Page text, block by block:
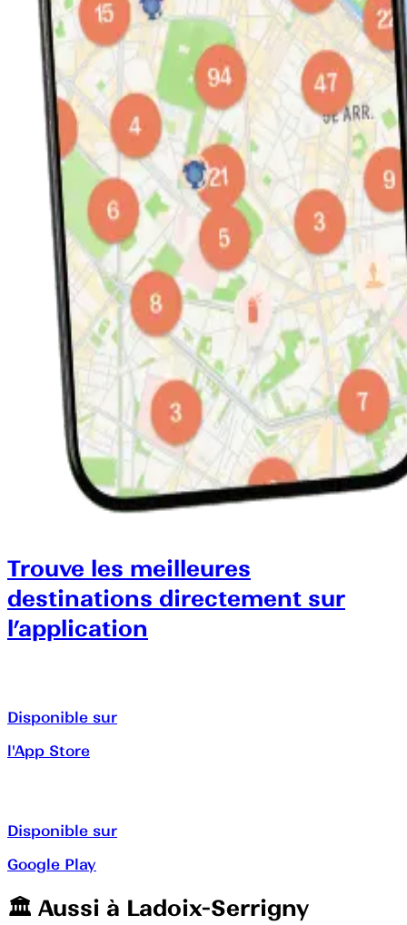
Trouve les meilleures
destinations directement sur
l’application
Disponible sur
l'App Store
Disponible sur
Google Play
🏛️️ Aussi à Ladoix-Serrigny